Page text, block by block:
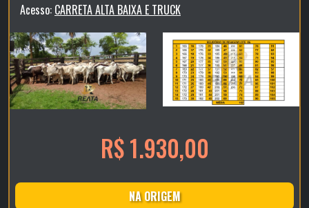
Acesso: CARRETA ALTA BAIXA E TRUCK
R$ 1.930,00
NA ORIGEM